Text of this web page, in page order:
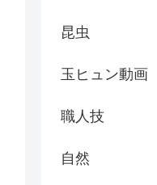
昆虫
玉ヒュン動画
職人技
自然